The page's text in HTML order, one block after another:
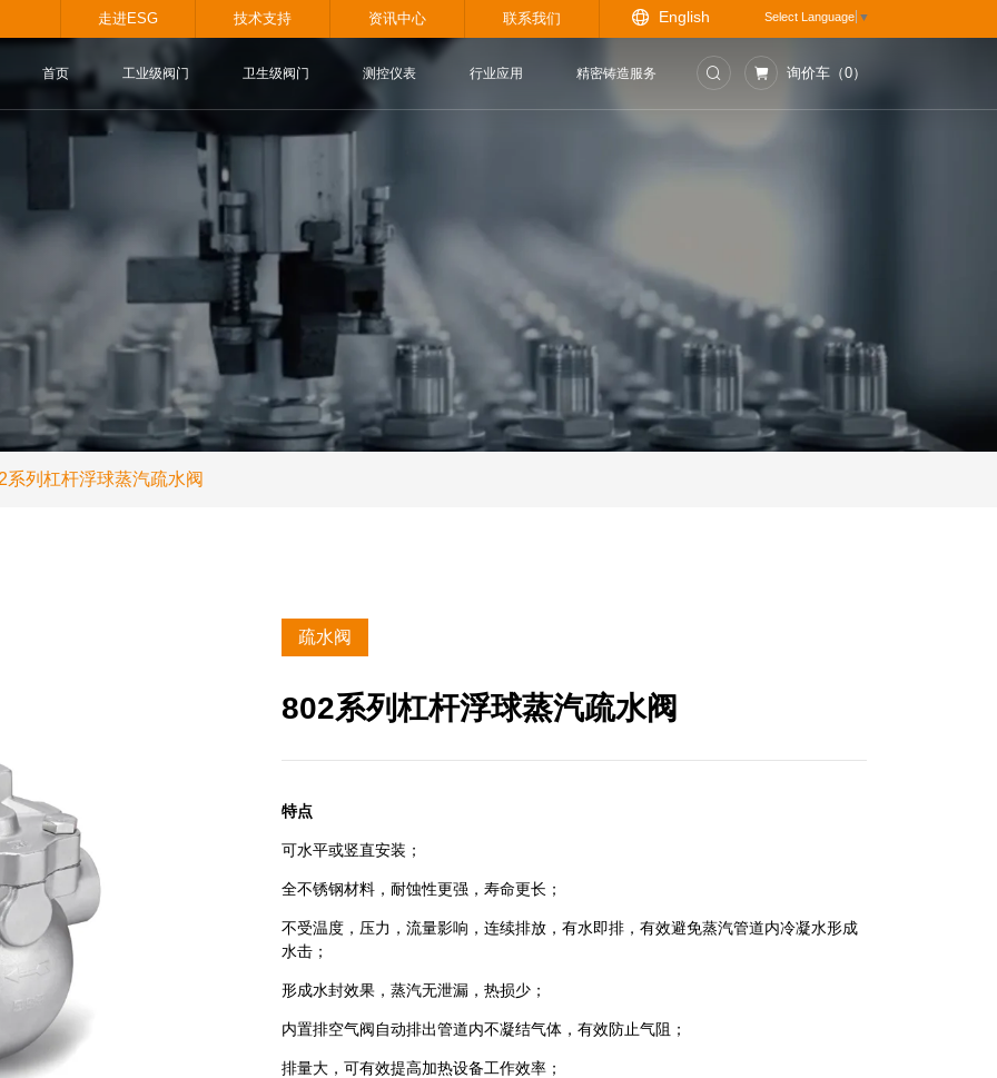
走进ESG 技术支持 资讯中心 联系我们
行业应用
系列杠杆浮球蒸汽疏水阀
疏水阀
802系列杠杆浮球蒸汽疏水阀
特点
可水平或竖直安装；
全不锈钢材料，耐蚀性更强，寿命更长；
不受温度，压力，流量影响，连续排放，有水即排，有效避免蒸汽管道内冷凝水形成
水击；
形成水封效果，蒸汽无泄漏，热损少；
内置排空气阀自动排出管道内不凝结气体，有效防止气阻；
排量大，可有效提高加热设备工作效率；